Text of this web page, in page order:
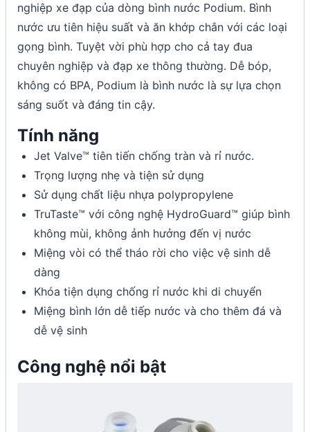
nghiệp xe đạp của dòng bình nước Podium. Bình
nước ưu tiên hiệu suất và ăn khớp chắn với các loại
gọng bình. Tuyệt vời phù hợp cho cả tay đua
chuyên nghiệp và đạp xe thông thường. Dễ bóp,
không có BPA, Podium là bình nước là sự lựa chọn
sáng suốt và đáng tin cậy.
Tính năng
Jet Valve™ tiên tiến chống tràn và rỉ nước.
Trọng lượng nhẹ và tiện sử dụng
Sử dụng chất liệu nhựa polypropylene
TruTaste™ với công nghệ HydroGuard™ giúp bình
không mùi, không ảnh hưởng đến vị nước
Miệng vòi có thể tháo rời cho việc vệ sinh dễ
dàng
Khóa tiện dụng chống rỉ nước khi di chuyển
Miệng bình lớn dễ tiếp nước và cho thêm đá và
dễ vệ sinh
Công nghệ nổi bật